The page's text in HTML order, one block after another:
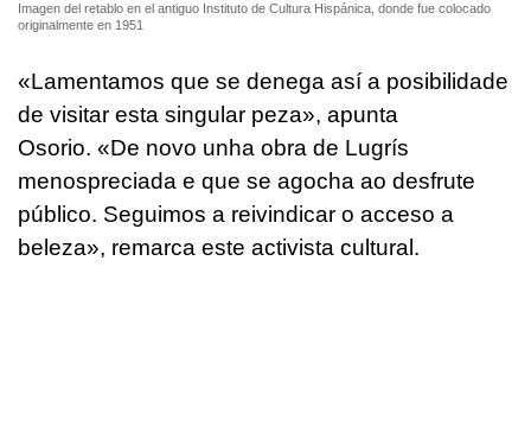
Imagen del retablo en el antiguo Instituto de Cultura Hispánica, donde fue colocado
originalmente en 1951
«Lamentamos que se denega así a posibilidade
de visitar esta singular peza», apunta
Osorio. «De novo unha obra de Lugrís
menospreciada e que se agocha ao desfrute
público. Seguimos a reivindicar o acceso a
beleza», remarca este activista cultural.